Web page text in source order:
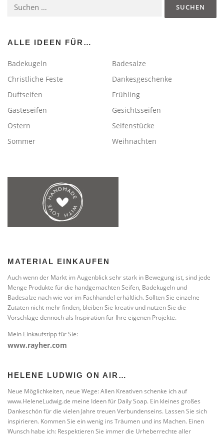
a
i
g
a
t
i
nach:
ALLE IDEEN FÜR…
Badekugeln
Badesalze
Christliche Feste
Dankesgeschenke
Duftseifen
Frühling
Gästeseifen
Gesichtsseifen
Ostern
Seifenstücke
Sommer
Weihnachten
MATERIAL EINKAUFEN
Auch wenn der Markt im Augenblick sehr stark in Bewegung ist, sind jede
Menge Produkte für die handgemachten Seifen, Badekugeln und
Badesalze nach wie vor im Fachhandel erhältlich. Sollten Sie einzelne
Zutaten nicht mehr finden, bleiben Sie kreativ und nutzen Sie die
Vorschläge dennoch als Inspiration für Ihre eigenen Projekte.
Mein Einkaufstipp für Sie:
www.rayher.com
HELENE LUDWIG ON AIR…
Neue Möglichkeiten, neue Wege: Allen Kreativen schenke ich auf
www.HeleneLudwig.de meine Ideen für Daily Soap. Ein kleines großes
Dankeschön für die vielen Jahre treuen Verbundenseins. Lassen Sie sich
inspirieren. Kommen Sie ein wenig ins Träumen und ins Machen. Einen
Wunsch habe ich: Respektieren Sie immer die Urheberrechte aller